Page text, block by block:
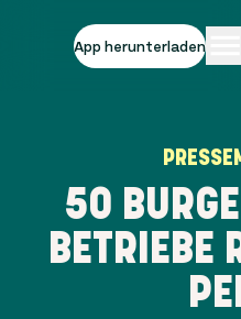
App herunterladen
50
BETRIEBE